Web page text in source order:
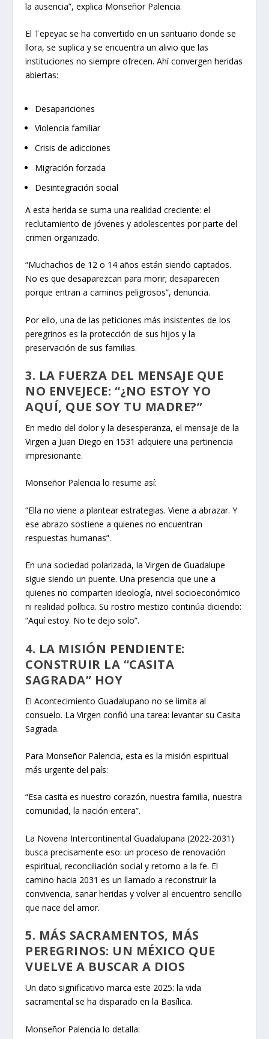
la ausencia”, explica Monseñor Palencia.
El Tepeyac se ha convertido en un santuario donde se
llora, se suplica y se encuentra un alivio que las
instituciones no siempre ofrecen. Ahí convergen heridas
abiertas:
Desapariciones
Violencia familiar
Crisis de adicciones
Migración forzada
Desintegración social
A esta herida se suma una realidad creciente: el
reclutamiento de jóvenes y adolescentes por parte del
crimen organizado.
“Muchachos de 12 o 14 años están siendo captados.
No es que desaparezcan para morir; desaparecen
porque entran a caminos peligrosos”, denuncia.
Por ello, una de las peticiones más insistentes de los
peregrinos es la protección de sus hijos y la
preservación de sus familias.
3. LA FUERZA DEL MENSAJE QUE
NO ENVEJECE: “¿NO ESTOY YO
AQUÍ, QUE SOY TU MADRE?”
En medio del dolor y la desesperanza, el mensaje de la
Virgen a Juan Diego en 1531 adquiere una pertinencia
impresionante.
Monseñor Palencia lo resume así:
“Ella no viene a plantear estrategias. Viene a abrazar. Y
ese abrazo sostiene a quienes no encuentran
respuestas humanas”.
En una sociedad polarizada, la Virgen de Guadalupe
sigue siendo un puente. Una presencia que une a
quienes no comparten ideología, nivel socioeconómico
ni realidad política. Su rostro mestizo continúa diciendo:
“Aquí estoy. No te dejo solo”.
4. LA MISIÓN PENDIENTE:
CONSTRUIR LA “CASITA
SAGRADA” HOY
El Acontecimiento Guadalupano no se limita al
consuelo. La Virgen confió una tarea: levantar su Casita
Sagrada.
Para Monseñor Palencia, esta es la misión espiritual
más urgente del país:
“Esa casita es nuestro corazón, nuestra familia, nuestra
comunidad, la nación entera”.
La Novena Intercontinental Guadalupana (2022-2031)
busca precisamente eso: un proceso de renovación
espiritual, reconciliación social y retorno a la fe. El
camino hacia 2031 es un llamado a reconstruir la
convivencia, sanar heridas y volver al encuentro sencillo
que nace del amor.
5. MÁS SACRAMENTOS, MÁS
PEREGRINOS: UN MÉXICO QUE
VUELVE A BUSCAR A DIOS
Un dato significativo marca este 2025: la vida
sacramental se ha disparado en la Basílica.
Monseñor Palencia lo detalla: